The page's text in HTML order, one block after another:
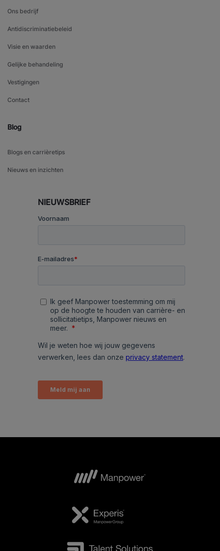
Ons bedrijf
Antidiscriminatiebeleid
Visie en waarden
Gelijke behandeling
Vestigingen
Contact
Blog
Blogs en carrièretips
Nieuws en inzichten
NIEUWSBRIEF